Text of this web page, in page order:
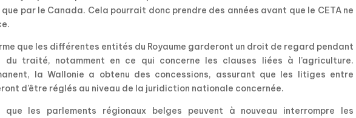
par le Canada. Cela pourrait donc prendre des années avant que le CETA ne
que les différentes entités du Royaume garderont un droit de regard pendant
traité, notamment en ce qui concerne les clauses liées à l’agriculture.
la Wallonie a obtenu des concessions, assurant que les litiges entre
d’être réglés au niveau de la juridiction nationale concernée.
les parlements régionaux belges peuvent à nouveau interrompre les